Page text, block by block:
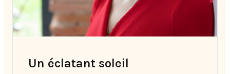
Un éclatant soleil